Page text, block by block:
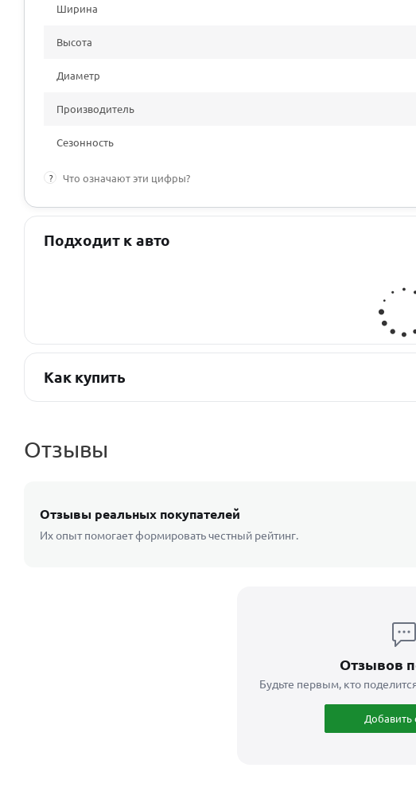
Ширина
Высота
Диаметр
Производитель
Сезонность
? Что означают эти цифры?
Подходит к авто
Как купить
Отзывы
Отзывы реальных покупателей
Их опыт помогает формировать честный рейтинг.
Отзывов
Будьте первым, кто
Добавить